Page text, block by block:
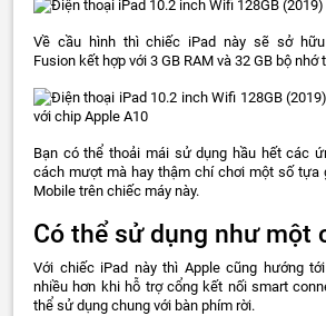
Về cầu hình thì chiếc iPad này sẽ sở
Fusion kết hợp với 3 GB RAM và 32 GB bộ nhớ
Bạn có thể thoải mái sử dụng hầu hết các
cách mượt mà hay thậm chí chơi một số tựa
Mobile trên chiếc máy này.
Có thể sử dụng như một
Với chiếc iPad này thì Apple cũng hướng
nhiều hơn khi hỗ trợ cổng kết nối smart
thể sử dụng chung với bàn phím rời.